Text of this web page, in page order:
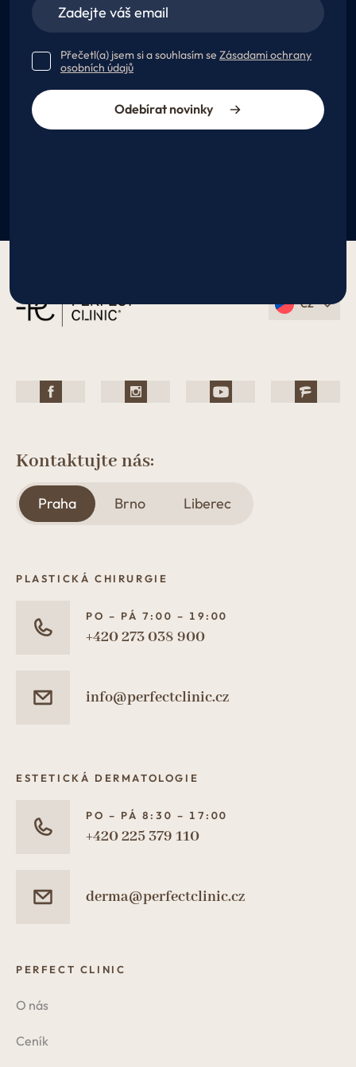
Přečetl(a) jsem si a souhlasím se Zásadami ochrany
osobních údajů
Odebírat novinky
CZ
Kontaktujte nás:
Praha Brno Liberec
PLASTICKÁ CHIRURGIE
PO – PÁ 7:00 – 19:00
+420 273 038 900
info@perfectclinic.cz
ESTETICKÁ DERMATOLOGIE
PO – PÁ 8:30 – 17:00
+420 225 379 110
derma@perfectclinic.cz
PERFECT CLINIC
O nás
Ceník